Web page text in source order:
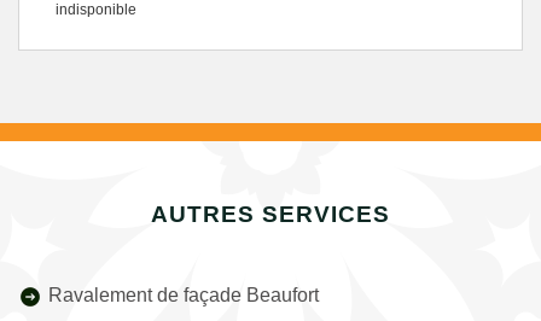
indisponible
AUTRES SERVICES
Ravalement de façade Beaufort